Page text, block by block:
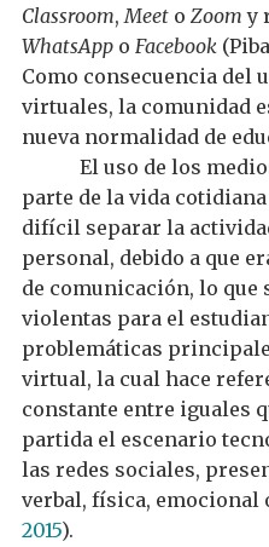
Classroom,Meet o Zoom y
WhatsApp o Facebook
Como consecuencia del
virtuales, la comunidad
nueva normalidad de
El uso de los
parte de la vida cotidiana
difícil separar la
personal, debido a que
de comunicación, lo que
violentas para el
problemáticas principal
virtual, la cual hace
constante entre iguales
partida el escenario
las redes sociales,
verbal, física, emocional
2015).